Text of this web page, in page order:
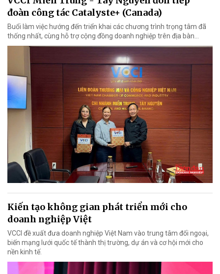
đoàn công tác Catalyste+ (Canada)
Buổi làm việc hướng đến triển khai các chương trình trọng tâm đã
thống nhất, cùng hỗ trợ cộng đồng doanh nghiệp trên địa bàn...
Kiến tạo không gian phát triển mới cho
doanh nghiệp Việt
VCCI đề xuất đưa doanh nghiệp Việt Nam vào trung tâm đối ngoại,
biến mạng lưới quốc tế thành thị trường, dự án và cơ hội mới cho
nền kinh tế.